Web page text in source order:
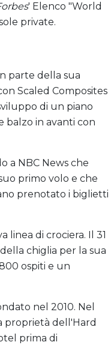
' Elenco "World
private.
parte della sua
Scaled Composites
di un piano
balzo in avanti con
a NBC News che
primo volo e che
prenotato i biglietti
linea di crociera. Il 31
chiglia per la sua
ospiti e un
nel 2010. Nel
proprietà dell'Hard
prima di